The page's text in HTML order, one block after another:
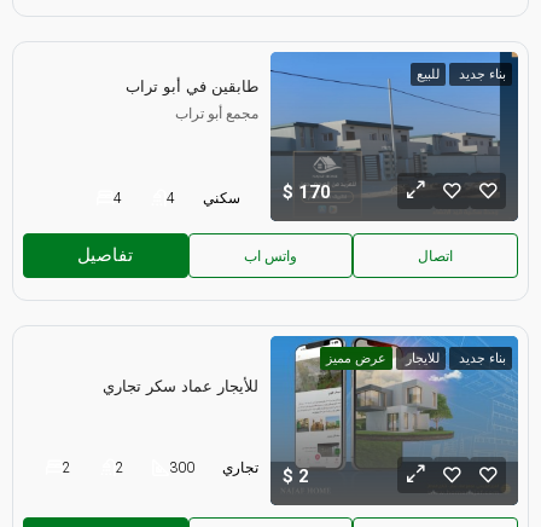
بناء جديد للبيع
170
طابقين في أبو تراب
مجمع أبو تراب
4 4 سكني
تفاصيل واتس اب اتصال
بناء جديد للايجار عرض مميز
2
للأيجار عماد سكر تجاري
2 2 300 تجاري